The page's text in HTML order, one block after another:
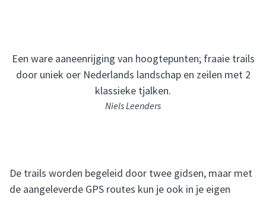
Een ware aaneenrijging van hoogtepunten; fraaie trails
door uniek oer Nederlands landschap en zeilen met 2
klassieke tjalken.
Niels Leenders
De trails worden begeleid door twee gidsen, maar met
de aangeleverde GPS routes kun je ook in je eigen